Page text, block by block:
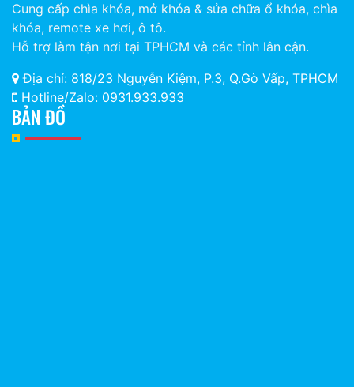
Cung cấp chìa khóa, mở khóa & sửa chữa ổ khóa, chìa
khóa, remote xe hơi, ô tô.
Hỗ trợ làm tận nơi tại TPHCM và các tỉnh lân cận.
Địa chỉ: 818/23 Nguyễn Kiệm, P.3, Q.Gò Vấp, TPHCM
Hotline/Zalo: 0931.933.933
BẢN ĐỒ